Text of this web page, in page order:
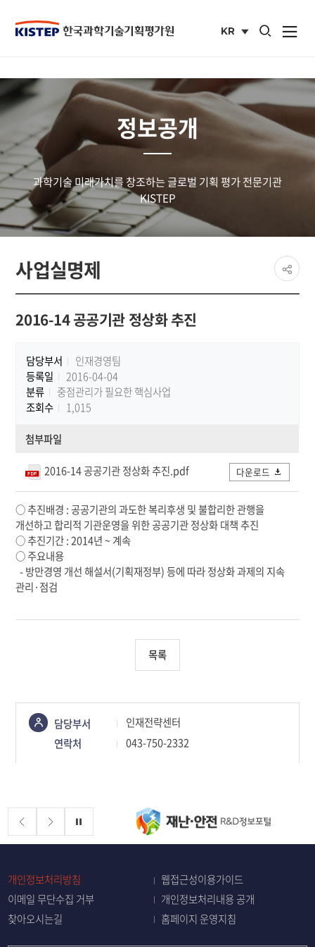
KR
통합검색 열기
사이트맵
정보공개
과학기술 미래가치를 창조하는 글로벌 기획 평가 전문기관
KISTEP
사업실명제
페이지
공유
share
2016-14 공공기관 정상화 추진
담당부서
인재경영팀
등록일
2016-04-04
분류
중점관리가 필요한 핵심사업
조회수
1,015
첨부파일
2016-14 공공기관 정상화 추진.pdf 다운로드
○ 추진배경 : 공공기관의 과도한 복리후생 및 불합리한 관행을
개선하고 합리적 기관운영을 위한 공공기관 정상화 대책 추진
○ 추진기간 : 2014년 ~ 계속
○ 주요내용
- 방만경영 개선 해설서(기획재정부) 등에 따라 정상화 과제의 지속
관리·점검
목록
콘텐츠
정보책임자
담당부서
인재전략센터
연락처
043-750-2332
배너존
개인정보처리방침
웹접근성이용가이드
이메일 무단수집 거부
개인정보처리내용 공개
찾아오시는길
홈페이지 운영지침